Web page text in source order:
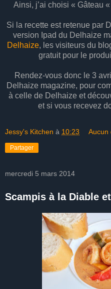
Ainsi, j’ai choisi « Gâteau
Si la recette est retenue par
version Ipad du Delhaize
Delhaize, les visiteurs du
gratuit pour le
Rendez-vous donc le 3
Delhaize magazine, pour
à celle de Delhaize et
et si vous recevez
Jessy's Kitchen à 10:23 Aucun
Partager
mercredi 5 mars 2014
Scampis à la Diable